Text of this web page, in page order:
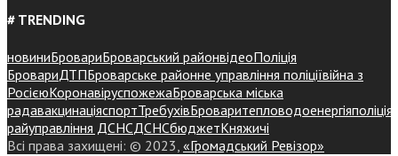
# TRENDING
новиниБровариБроварський районвідеоПоліція
БровариДТПБроварське районне управління поліціївійна з
РосієюКоронавіруспожежаБроварська міська
радавакцинаціяспортТребухівБроваритепловодоенергіяполіція
райуправління ДСНСДСНСбюджетКняжичі
Всі права захищені: © 2023, «Громадський Ревізор»